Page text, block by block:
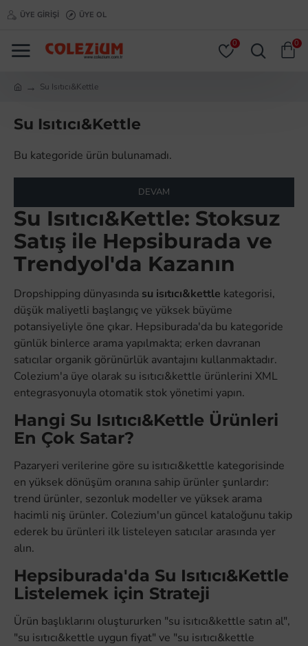
ÜYE GIRIŞI ÜYE OL
0 0
Su Isıtıcı&Kettle
Su Isıtıcı&Kettle
Bu kategoride ürün bulunamadı.
DEVAM
Su Isıtıcı&Kettle: Stoksuz
Satış ile Hepsiburada ve
Trendyol'da Kazanın
Dropshipping dünyasında su isıtıcı&kettle kategorisi,
düşük maliyetli başlangıç ve yüksek büyüme
potansiyeliyle öne çıkar. Hepsiburada'da bu kategoride
günlük binlerce arama yapılmakta; erken davranan
satıcılar organik görünürlük avantajını kullanmaktadır.
Colezium'a üye olarak su isıtıcı&kettle ürünlerini XML
entegrasyonuyla otomatik stok yönetimi yapın.
Hangi Su Isıtıcı&Kettle Ürünleri
En Çok Satar?
Pazaryeri verilerine göre su isıtıcı&kettle kategorisinde
en yüksek dönüşüm oranına sahip ürünler şunlardır:
trend ürünler, sezonluk modeller ve yüksek arama
hacimli niş ürünler. Colezium'un güncel kataloğunu takip
ederek bu ürünleri ilk listeleyen satıcılar arasında yer
alın.
Hepsiburada'da Su Isıtıcı&Kettle
Listelemek için Strateji
Ürün başlıklarını oluştururken "su isıtıcı&kettle satın al",
"su isıtıcı&kettle uygun fiyat" ve "su isıtıcı&kettle